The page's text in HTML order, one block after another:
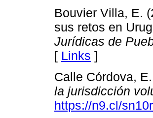
Bouvier Villa, E.
sus retos en
Jurídicas de
[ Links ]
Calle Córdova,
la jurisdicción
https://n9.cl/sn10r